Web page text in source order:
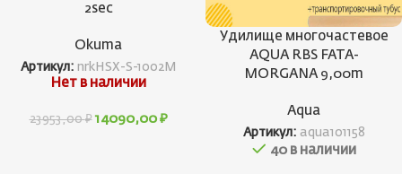
2sec
Okuma
Артикул: nrkHSX-S-1002M
Нет в наличии
23953,00₽ 14090,00 ₽
Удилище многочастевое
AQUA RBS FATA-
MORGANA 9,00m
Aqua
Артикул: aqua101158
40 в наличии